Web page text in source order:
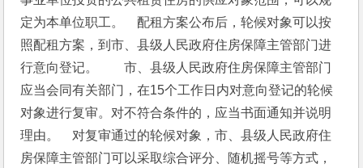
定为本单位职工。　配租方案公布后，轮候对象可以按
照配租方案，到市、县级人民政府住房保障主管部门进
行意向登记。　　市、县级人民政府住房保障主管部门
应当会同有关部门，在15个工作日内对意向登记的轮候
对象进行复审。对不符合条件的，应当书面通知并说明
理由。　对复审通过的轮候对象，市、县级人民政府住
房保障主管部门可以采取综合评分、随机摇号等方式，